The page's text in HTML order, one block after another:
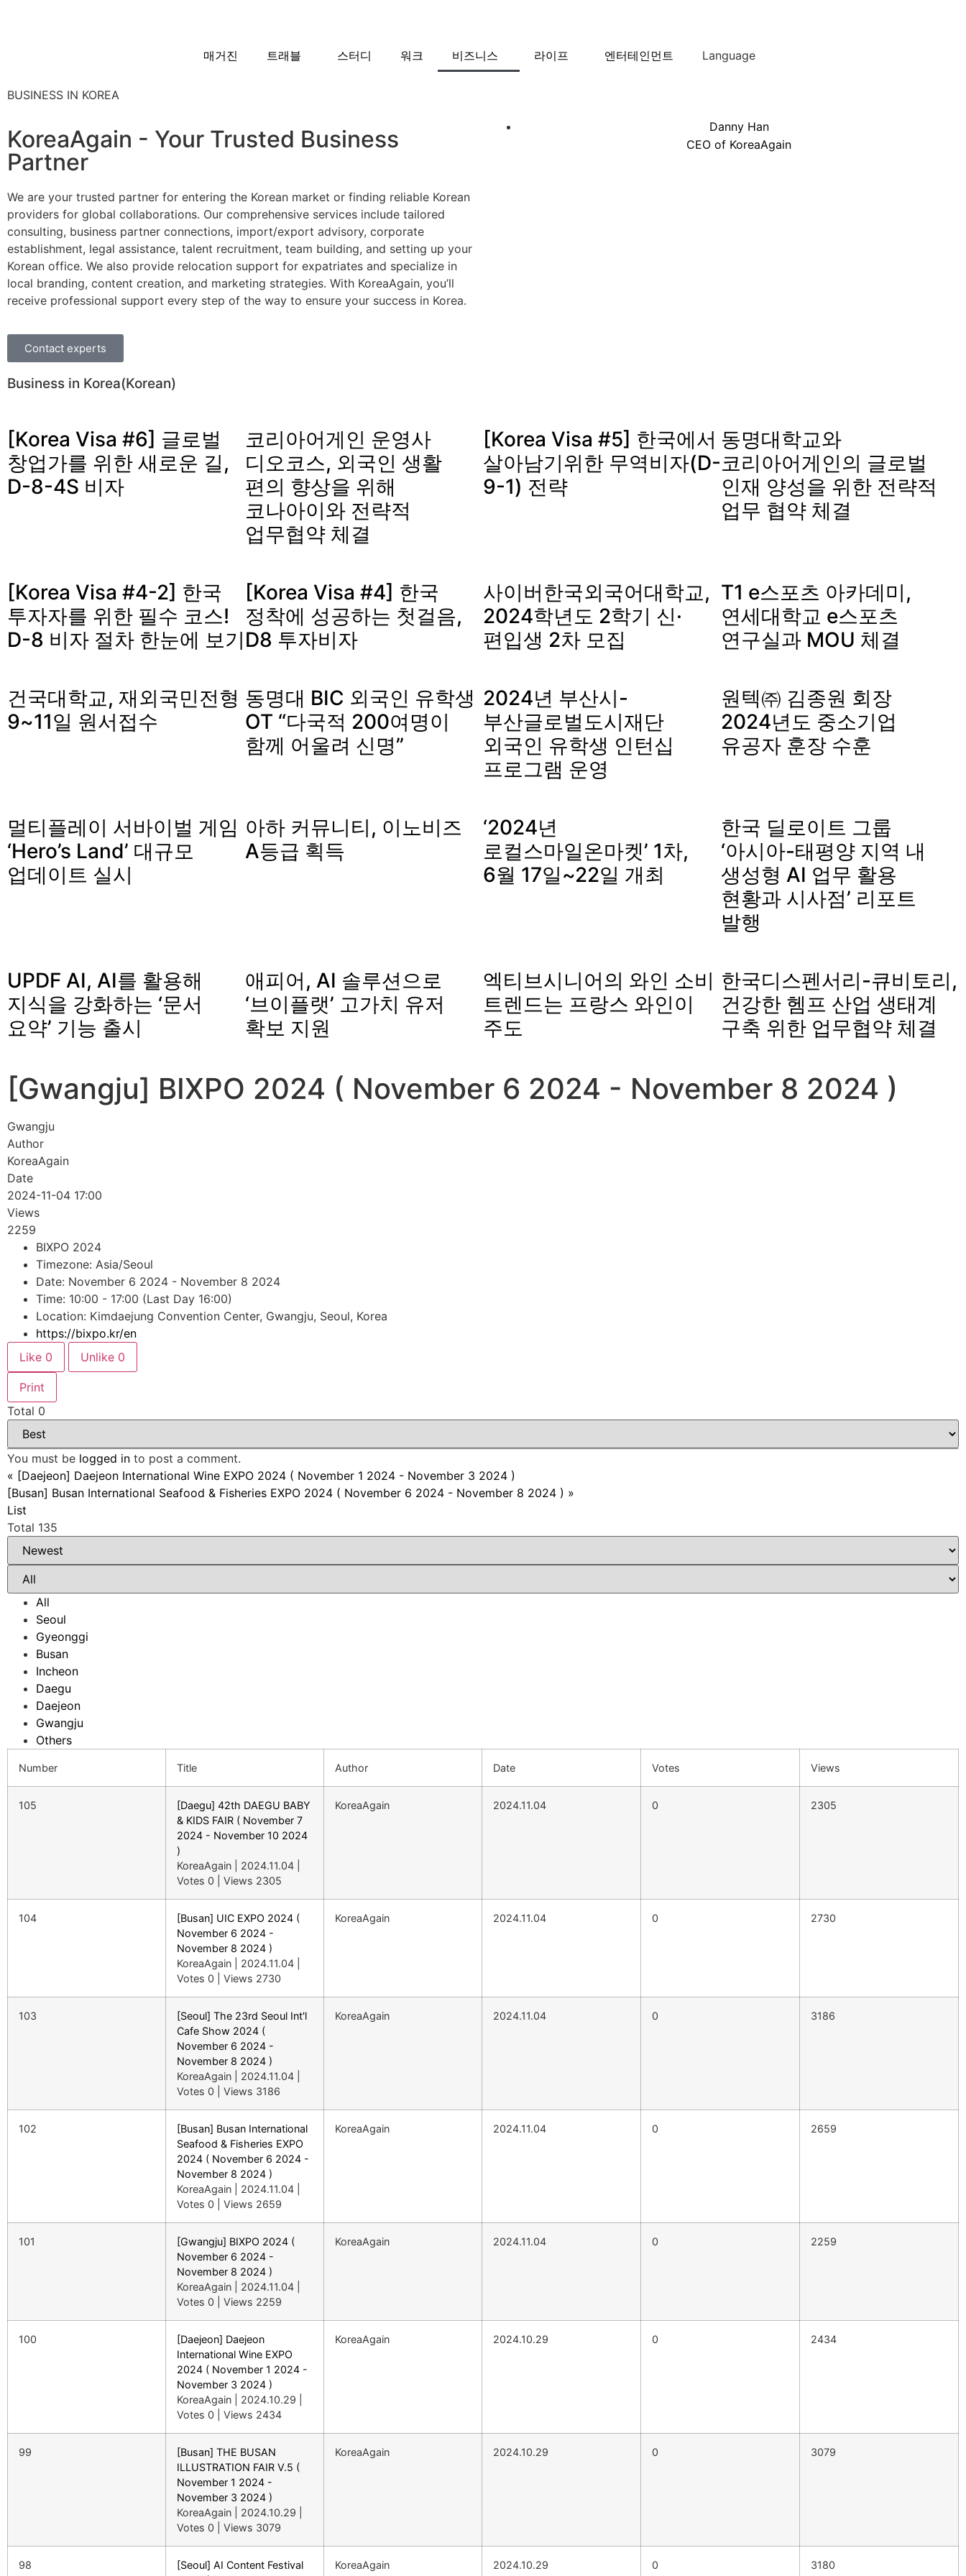
매거진 트래블 스터디 워크 비즈니스 라이프 엔터테인먼트 Language
BUSINESS IN KOREA
KoreaAgain - Your Trusted Business
Partner
We are your trusted partner for entering the Korean market or finding reliable Korean
providers for global collaborations. Our comprehensive services include tailored
consulting, business partner connections, import/export advisory, corporate
establishment, legal assistance, talent recruitment, team building, and setting up your
Korean office. We also provide relocation support for expatriates and specialize in
local branding, content creation, and marketing strategies. With KoreaAgain, you’ll
receive professional support every step of the way to ensure your success in Korea.
Contact experts
Danny Han
CEO of KoreaAgain
Business in Korea(Korean)
[Korea Visa #6] 글로벌
창업가를 위한 새로운 길,
D-8-4S 비자
코리아어게인 운영사
디오코스, 외국인 생활
편의 향상을 위해
코나아이와 전략적
업무협약 체결
[Korea Visa #5] 한국에서
살아남기위한 무역비자(D-
9-1) 전략
동명대학교와
코리아어게인의 글로벌
인재 양성을 위한 전략적
업무 협약 체결
[Korea Visa #4-2] 한국
투자자를 위한 필수 코스!
D-8 비자 절차 한눈에 보기
[Korea Visa #4] 한국
정착에 성공하는 첫걸음,
D8 투자비자
사이버한국외국어대학교,
2024학년도 2학기 신·
편입생 2차 모집
T1 e스포츠 아카데미,
연세대학교 e스포츠
연구실과 MOU 체결
건국대학교, 재외국민전형
9~11일 원서접수
동명대 BIC 외국인 유학생
OT “다국적 200여명이
함께 어울려 신명”
2024년 부산시-
부산글로벌도시재단
외국인 유학생 인턴십
프로그램 운영
원텍㈜ 김종원 회장
2024년도 중소기업
유공자 훈장 수훈
멀티플레이 서바이벌 게임
‘Hero’s Land’ 대규모
업데이트 실시
아하 커뮤니티, 이노비즈
A등급 획득
‘2024년
로컬스마일온마켓’ 1차,
6월 17일~22일 개최
한국 딜로이트 그룹
‘아시아-태평양 지역 내
생성형 AI 업무 활용
현황과 시사점’ 리포트
발행
UPDF AI, AI를 활용해
지식을 강화하는 ‘문서
요약’ 기능 출시
애피어, AI 솔루션으로
‘브이플랫’ 고가치 유저
확보 지원
엑티브시니어의 와인 소비
트렌드는 프랑스 와인이
주도
한국디스펜서리-큐비토리,
건강한 헴프 산업 생태계
구축 위한 업무협약 체결
[Gwangju] BIXPO 2024 ( November 6 2024 - November 8 2024 )
Gwangju
Author
KoreaAgain
Date
2024-11-04 17:00
Views
2259
BIXPO 2024
Timezone: Asia/Seoul
Date: November 6 2024 - November 8 2024
Time: 10:00 - 17:00 (Last Day 16:00)
Location: Kimdaejung Convention Center, Gwangju, Seoul, Korea
https://bixpo.kr/en
Like 0 Unlike 0
Print
Total 0
You must be logged in to post a comment.
« [Daejeon] Daejeon International Wine EXPO 2024 ( November 1 2024 - November 3 2024 )
[Busan] Busan International Seafood & Fisheries EXPO 2024 ( November 6 2024 - November 8 2024 ) »
List
Total 135
All
Seoul
Gyeonggi
Busan
Incheon
Daegu
Daejeon
Gwangju
Others
Number Title Author Date Votes Views
105
[Daegu] 42th DAEGU BABY
& KIDS FAIR ( November 7
2024 - November 10 2024
)
KoreaAgain
2024.11.04
Votes 0
Views 2305
KoreaAgain 2024.11.04 0 2305
104
[Busan] UIC EXPO 2024 (
November 6 2024 -
November 8 2024 )
KoreaAgain
2024.11.04
Votes 0
Views 2730
KoreaAgain 2024.11.04 0 2730
103
[Seoul] The 23rd Seoul Int'l
Cafe Show 2024 (
November 6 2024 -
November 8 2024 )
KoreaAgain
2024.11.04
Votes 0
Views 3186
KoreaAgain 2024.11.04 0 3186
102
[Busan] Busan International
Seafood & Fisheries EXPO
2024 ( November 6 2024 -
November 8 2024 )
KoreaAgain
2024.11.04
Votes 0
Views 2659
KoreaAgain 2024.11.04 0 2659
101
[Gwangju] BIXPO 2024 (
November 6 2024 -
November 8 2024 )
KoreaAgain
2024.11.04
Votes 0
Views 2259
KoreaAgain 2024.11.04 0 2259
100
[Daejeon] Daejeon
International Wine EXPO
2024 ( November 1 2024 -
November 3 2024 )
KoreaAgain
2024.10.29
Votes 0
Views 2434
KoreaAgain 2024.10.29 0 2434
99
[Busan] THE BUSAN
ILLUSTRATION FAIR V.5 (
November 1 2024 -
November 3 2024 )
KoreaAgain
2024.10.29
Votes 0
Views 3079
KoreaAgain 2024.10.29 0 3079
98
[Seoul] AI Content Festival
KoreaAgain 2024.10.29 0 3180